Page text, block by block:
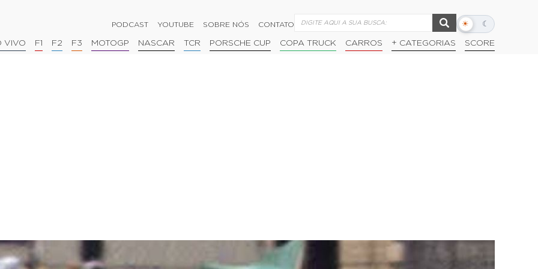
PODCAST YOUTUBE SOBRE NÓS CONTATO ☀ ☾
Alternar
escuro
VIVO F1 F2 F3 MOTOGP NASCAR TCR PORSCHE CUP COPA TRUCK CARROS + CATEGORIAS SCORE